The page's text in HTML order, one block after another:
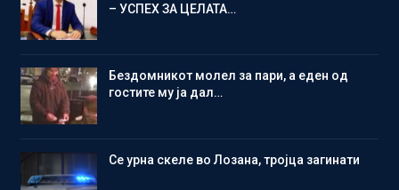
– УСПЕХ ЗА ЦЕЛАТА…
Бездомникот молел за пари, а еден од
гостите му ја дал…
Се урна скеле во Лозана, тројца загинати